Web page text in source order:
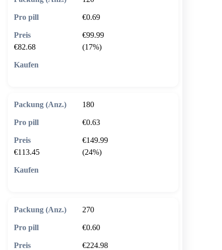
€0.69
€99.99
€82.68
(17%)
180
€0.63
€149.99
€113.45
(24%)
270
€0.60
€224.98